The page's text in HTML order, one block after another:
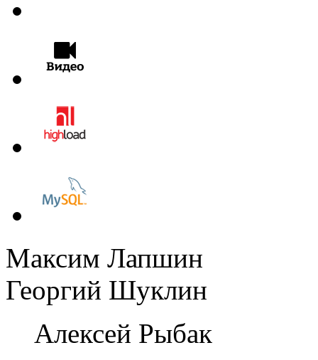
Максим Лапшин
Георгий Шуклин
Алексей Рыбак